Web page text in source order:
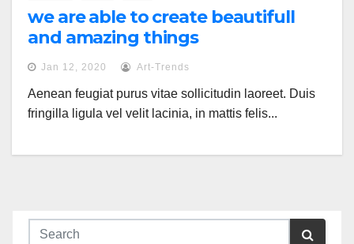
we are able to create beautifull
and amazing things
Jan 12, 2020 Art-Trends
Aenean feugiat purus vitae sollicitudin laoreet. Duis
fringilla ligula vel velit lacinia, in mattis felis...